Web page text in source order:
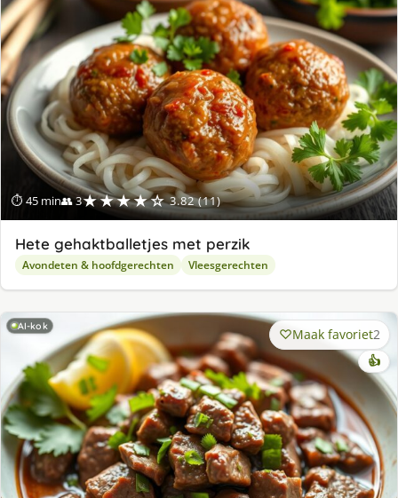
⏱ 45 min👥 3★★★★☆ 3.82 (11)
Hete gehaktballetjes met perzik
Avondeten & hoofdgerechten Vleesgerechten
AI-kok Maak favoriet2
👍